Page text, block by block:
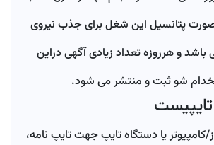
صورت پتانسیل این شغل برای جذب نیروی
باشد و هرروزه تعداد زیادی آگهی دراین
شو ثبت و منتشر می شود.
کامپیوتر یا دستگاه تایپ جهت تایپ نامه،